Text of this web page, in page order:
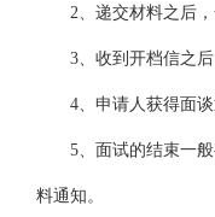
2、递交材料之后，
3、收到开档信之后
4、申请人获得面谈
5、面试的结束一般
料通知。